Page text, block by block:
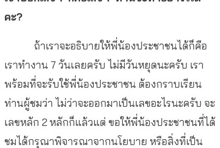
คะ?
ถ้าเราจะอธิบายให้พี่น้องประชาชนได้ก็คือ
เราทำงาน 7 วันเลยครับ ไม่มีวันหยุดนะครับ เรา
พร้อมที่จะรับใช้พี่น้องประชาชน ต้องกราบเรียน
ท่านผู้ชมว่า ไม่ว่าจะออกมาเป็นเลขอะไรนะครับ จะ
เลขหลัก 2 หลักก็แล้วแต่ ขอให้พี่น้องประชาชนที่ได้
ชมได้กรุณาพิจารณาจากนโยบาย หรือสิ่งที่เป็น